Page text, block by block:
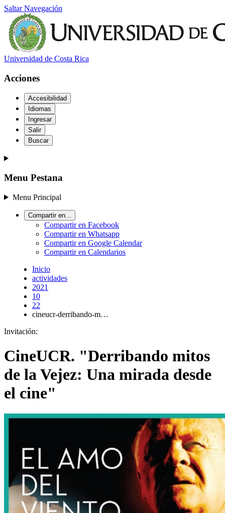
Saltar Navegación
Universidad de Costa Rica
Acciones
Accesibilidad
Idiomas
Ingresar
Salir
Buscar
Menu Pestana
Menu Principal
Compartir en...
Compartir en Facebook
Compartir en Whatsapp
Compartir en Google Calendar
Compartir en Calendarios
Inicio
actividades
2021
10
22
cineucr-derribando-m…
Invitación:
CineUCR. "Derribando mitos
de la Vejez: Una mirada desde
el cine"